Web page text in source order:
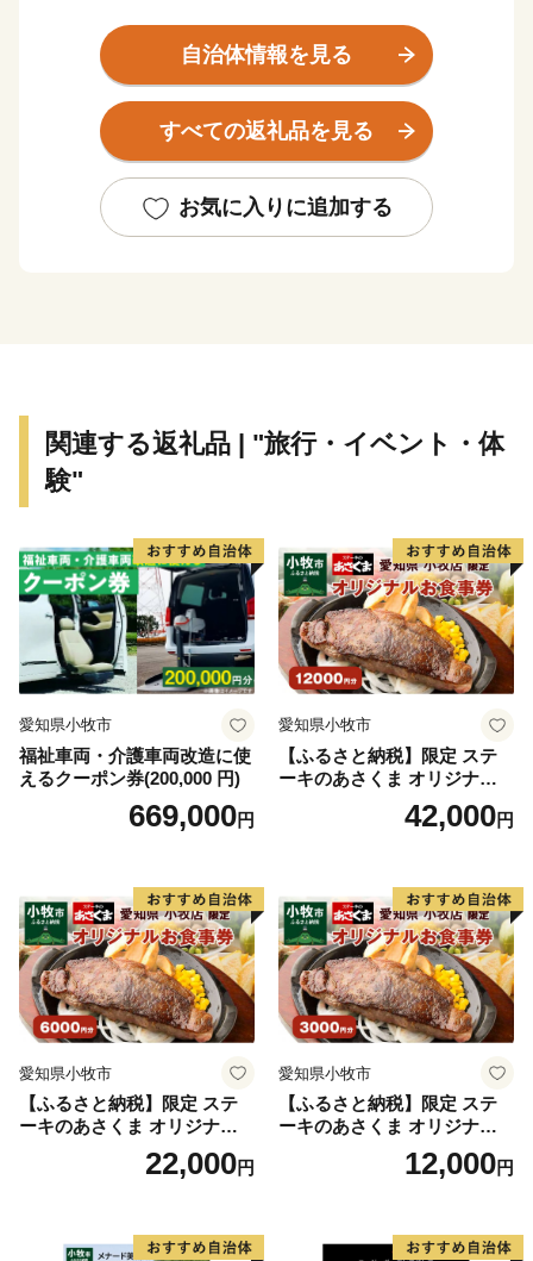
勤圏内ながら、豊かな自然と便利な生活圏が融合した人
気の移住地・リゾートエリアです。
雄大な自然の中で育まれたチーズ・とちぎ和牛・牛乳や
の温泉やアート鑑賞も格別です。スキー、カヌーなどア
クティビティも盛り沢山。那須塩原市をぜひ体感くださ
自治体情報を見る
すべての返礼品を見る
お気に入りに追加する
関連する返礼品 | "旅行・イベント・体
験"
愛知県小牧市
福祉車両・介護車両改造に使
えるクーポン券(200,000 円)
669,000円
愛知県小牧市
【ふるさと納税】限定 ステ
ーキのあさくま オリジナル
お食事券 12000円 お好きなメ
ニュー 好きなだけ コーンス
県 小牧店 小牧市 チケット 送
料無料
42,000円
愛知県小牧市
【ふるさと納税】限定 ステ
ーキのあさくま オリジナル
お食事券 6000円 お好きなメ
ニュー 好きなだけ コーンス
県 小牧店 小牧市 チケット 送
22,000円
愛知県小牧市
【ふるさと納税】限定 ステ
ーキのあさくま オリジナル
お食事券 3000円 お好きなメ
ニュー 好きなだけ コーンス
県 小牧店 小牧市 チケット 送
12,000円